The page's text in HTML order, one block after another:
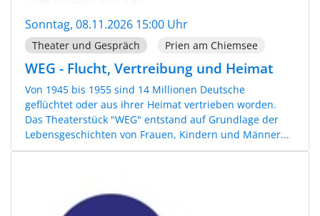
Sonntag, 08.11.2026 15:00 Uhr
Theater und Gespräch Prien am Chiemsee
WEG - Flucht, Vertreibung und Heimat
Von 1945 bis 1955 sind 14 Millionen Deutsche
geflüchtet oder aus ihrer Heimat vertrieben worden.
Das Theaterstück "WEG" entstand auf Grundlage der
Lebensgeschichten von Frauen, Kindern und Männer...